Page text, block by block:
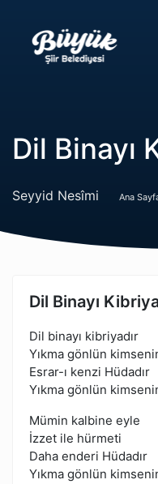
Dil Binayı
Seyyid Nesîmi Ana
Dil Binayı
Dil binayı kibriyadır
Yıkma gönlün
Esrar-ı kenzi Hüdadır
Yıkma gönlün
Mümin kalbine eyle
İzzet ile hürmeti
Daha enderi Hüdadır
Yıkma gönlün